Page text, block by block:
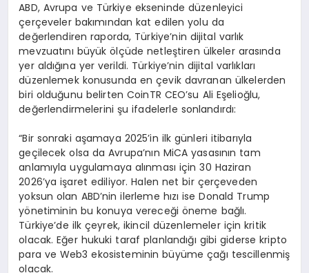
ABD, Avrupa ve Türkiye ekseninde düzenleyici
çerçeveler bakımından kat edilen yolu da
değerlendiren raporda, Türkiye’nin dijital varlık
mevzuatını büyük ölçüde netleştiren ülkeler arasında
yer aldığına yer verildi. Türkiye’nin dijital varlıkları
düzenlemek konusunda en çevik davranan ülkelerden
biri olduğunu belirten CoinTR CEO’su Ali Eşelioğlu,
değerlendirmelerini şu ifadelerle sonlandırdı:
“Bir sonraki aşamaya 2025’in ilk günleri itibarıyla
geçilecek olsa da Avrupa’nın MiCA yasasının tam
anlamıyla uygulamaya alınması için 30 Haziran
2026’ya işaret ediliyor. Halen net bir çerçeveden
yoksun olan ABD’nin ilerleme hızı ise Donald Trump
yönetiminin bu konuya vereceği öneme bağlı.
Türkiye’de ilk çeyrek, ikincil düzenlemeler için kritik
olacak. Eğer hukuki taraf planlandığı gibi giderse kripto
para ve Web3 ekosisteminin büyüme çağı tescillenmiş
olacak.